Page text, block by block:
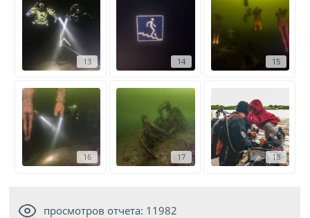
13 14 15
16 17 18
просмотров отчета: 11982